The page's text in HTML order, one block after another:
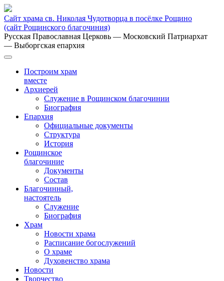
Сайт храма св. Николая Чудотворца в посёлке Рощино
(сайт Рощинского благочиния)
Русская Православная Церковь — Московский Патриархат
— Выборгская епархия
Построим храм
вместе
Архиерей
Служение в Рощинском благочинии
Биография
Епархия
Официальные документы
Структура
История
Рощинское
благочиние
Документы
Состав
Благочинный,
настоятель
Служение
Биография
Храм
Новости храма
Расписание богослужений
О храме
Духовенство храма
Новости
Творчество